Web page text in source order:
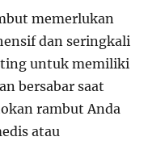
memerlukan
dan seringkali
untuk memiliki
bersabar saat
rambut Anda
atau